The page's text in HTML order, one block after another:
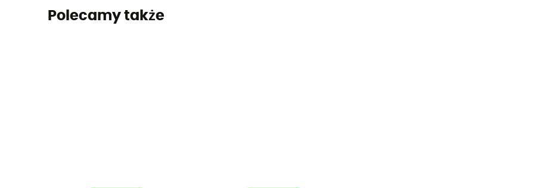
Polecamy także